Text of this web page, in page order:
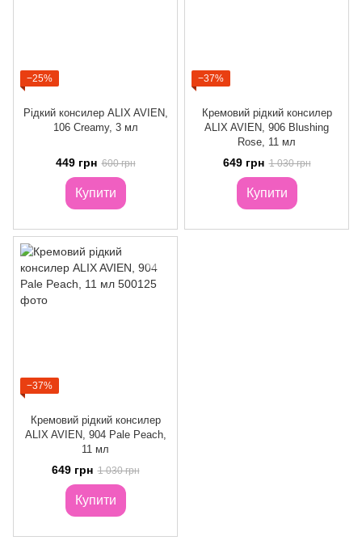
−25%
Рідкий консилер ALIX AVIEN,
106 Creamy, 3 мл
449 грн 600 грн
Купити
−37%
Кремовий рідкий консилер
ALIX AVIEN, 906 Blushing
Rose, 11 мл
649 грн 1 030 грн
Купити
−37%
Кремовий рідкий консилер
ALIX AVIEN, 904 Pale Peach,
11 мл
649 грн 1 030 грн
Купити